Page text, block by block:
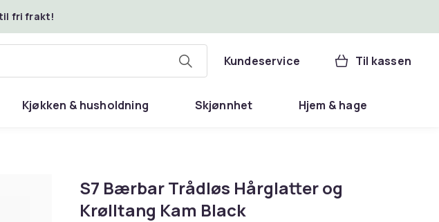
til fri frakt!
Kundeservice Til kassen
Kjøkken & husholdning Skjønnhet Hjem & hage
S7 Bærbar Trådløs Hårglatter og
Krølltang Kam Black